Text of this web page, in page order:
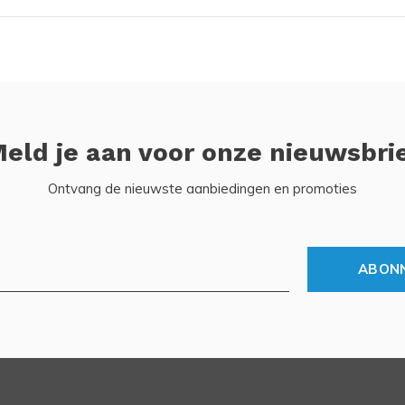
je aan voor onze
Ontvang de nieuwste aanbiedingen en promoties